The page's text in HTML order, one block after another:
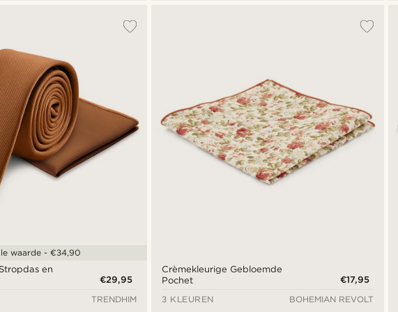
en
€29,95
waarde - €34,90
TRENDHIM
Crèmekleurige Gebloemde
Pochet
€17,95
3 KLEUREN
BOHEMIAN REVOLT